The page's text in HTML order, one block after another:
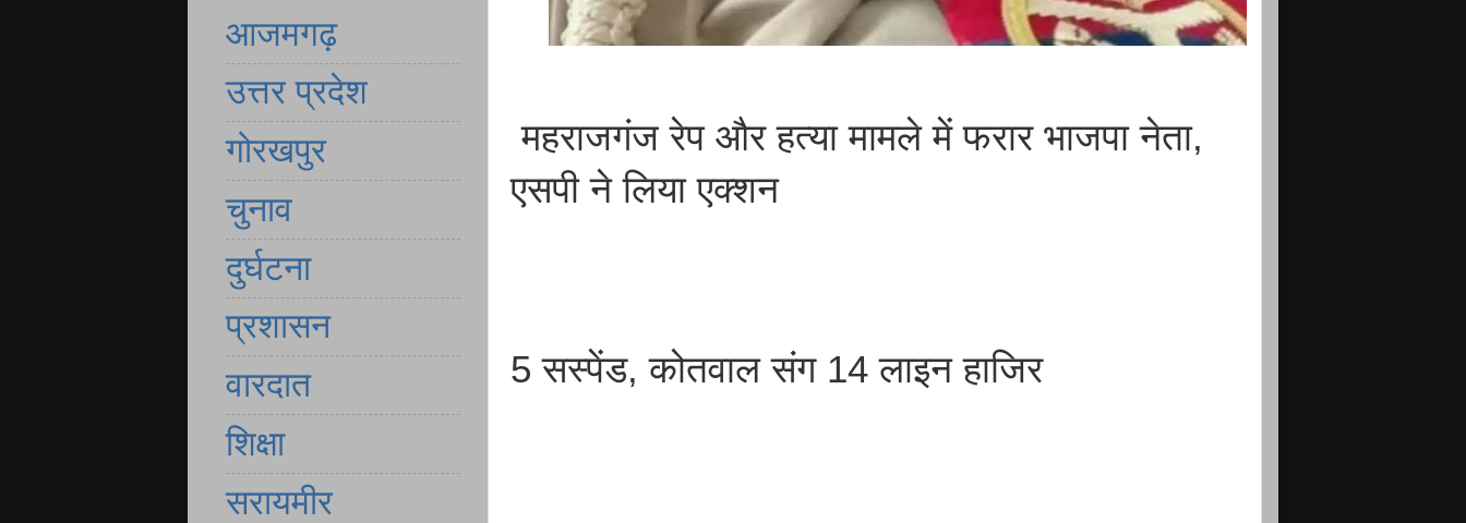
महराजगंज रेप और हत्या मामले में फरार भाजपा नेता,
एसपी ने लिया एक्शन
5 सस्पेंड, कोतवाल संग 14 लाइन हाजिर
आजमगढ़
उत्तर प्रदेश
गोरखपुर
चुनाव
दुर्घटना
प्रशासन
वारदात
शिक्षा
सरायमीर